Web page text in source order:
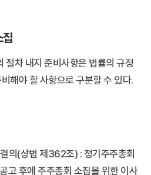
집
절차 내지 준비사항은 법률의 규정
해야 할 사항으로 구분할 수 있다.
의(상법 제362조) : 정기주주총회
고 후에 주주총회 소집을 위한 이사